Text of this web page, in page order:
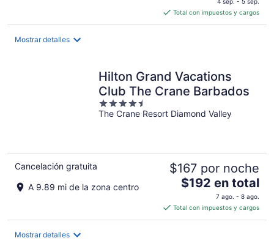
es
de
por
noche
Total con impuestos y cargos
Mostrar detalles
Hilton Grand Vacations
Club The Crane Barbados
4.5
out
The Crane Resort Diamond Valley
Cancelación gratuita
A 9.89 mi de la zona centro
$167 por noche
El
es
de
$192 en total
7 ago. - 8 ago.
Total con impuestos y cargos
Mostrar detalles